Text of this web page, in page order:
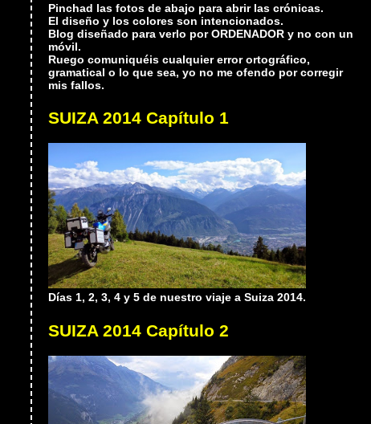
Pinchad las fotos de abajo para abrir las crónicas.
El diseño y los colores son intencionados.
Blog diseñado para verlo por ORDENADOR y no con un
móvil.
Ruego comuniquéis cualquier error ortográfico,
gramatical o lo que sea, yo no me ofendo por corregir
mis fallos.
SUIZA 2014 Capítulo 1
Días 1, 2, 3, 4 y 5 de nuestro viaje a Suiza 2014.
SUIZA 2014 Capítulo 2